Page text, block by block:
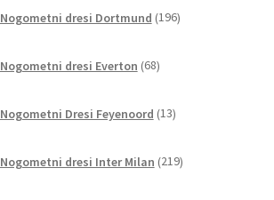
Nogometni dresi Dortmund 196izdelkov
Nogometni dresi Everton 68izdelkov
Nogometni Dresi Feyenoord 13izdelkov
Nogometni dresi Inter Milan 219izdelkov